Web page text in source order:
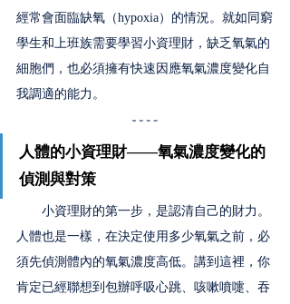
經常會面臨缺氧（hypoxia）的情況。就如同窮
學生和上班族需要學習小資理財，缺乏氧氣的
細胞們，也必須擁有快速因應氧氣濃度變化自
我調適的能力。
人體的小資理財——氧氣濃度變化的
偵測與對策
小資理財的第一步，是認清自己的財力。
人體也是一樣，在決定使用多少氧氣之前，必
須先偵測體內的氧氣濃度高低。講到這裡，你
肯定已經聯想到包辦呼吸心跳、咳嗽噴嚏、吞